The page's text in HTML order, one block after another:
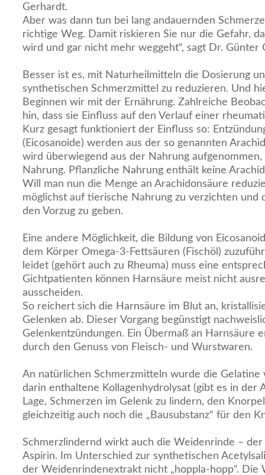
Gerhardt.
Aber was dann tun bei lang andauernden
richtige Weg. Damit riskieren Sie nur die Gefahr,
wird und gar nicht mehr weggeht“, sagt Dr. Günter
Besser ist es, mit Naturheilmitteln die Dosierung
synthetischen Schmerzmittel zu reduzieren. Und
Beginnen wir mit der Ernährung. Zahlreiche
hin, dass sie Einfluss auf den Verlauf einer
Kurz gesagt funktioniert der Einfluss so:
(Eicosanoide) werden aus der so genannten
wird überwiegend aus der Nahrung
Nahrung. Pflanzliche Nahrung enthält keine
Will man nun die Menge an Arachidonsäure
möglichst auf tierische Nahrung zu verzichten und
den Vorzug zu geben.
Eine andere Möglichkeit, die Bildung von
dem Körper Omega-3-Fettsäuren (Fischöl)
leidet (gehört auch zu Rheuma) muss eine
Gichtpatienten können Harnsäure meist nicht
ausscheiden.
So reichert sich die Harnsäure im Blut an,
Gelenken ab. Dieser Vorgang begünstigt
Gelenkentzündungen. Ein Übermaß an Harnsäure
durch den Genuss von Fleisch- und Wurstwaren.
An natürlichen Schmerzmitteln wurde die Gelatine
darin enthaltene Kollagenhydrolysat (gibt es in der
Lage, Schmerzen im Gelenk zu lindern, den
gleichzeitig auch noch die „Bausubstanz“ für den
Schmerzlindernd wirkt auch die Weidenrinde –
Aspirin. Im Unterschied zur synthetischen
der Weidenrindenextrakt nicht „hoppla-hopp“. Die